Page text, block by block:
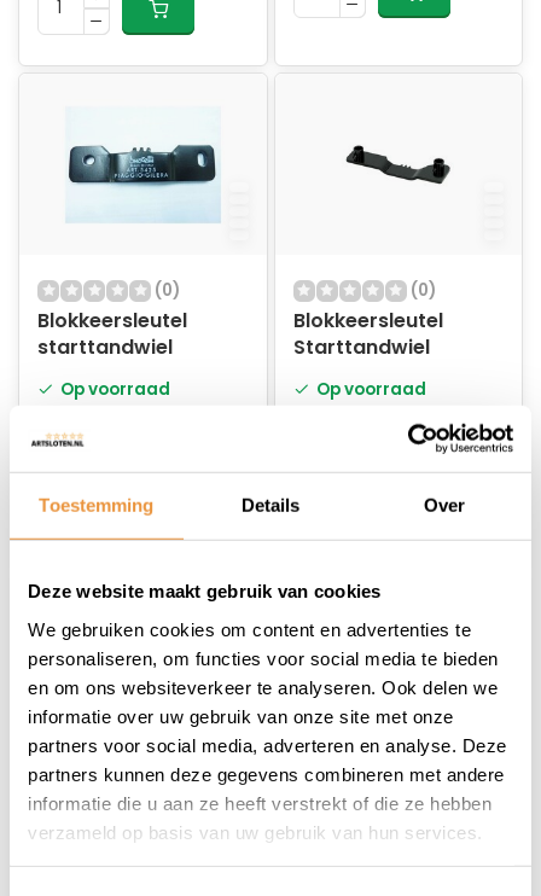
Toestemming Details Over
Deze website maakt gebruik van cookies
We gebruiken cookies om content en advertenties te
personaliseren, om functies voor social media te bieden
en om ons websiteverkeer te analyseren. Ook delen we
informatie over uw gebruik van onze site met onze
partners voor social media, adverteren en analyse. Deze
partners kunnen deze gegevens combineren met andere
informatie die u aan ze heeft verstrekt of die ze hebben
verzameld op basis van uw gebruik van hun services.
(0)
Blokkeersleutel
starttandwiel
Op voorraad
(0)
Blokkeersleutel
Starttandwiel
Op voorraad
Blokkeersleutel
starttandwiel 12 inch
(0)
Blokkeersleutel
Starttandwiel 12-16
inch